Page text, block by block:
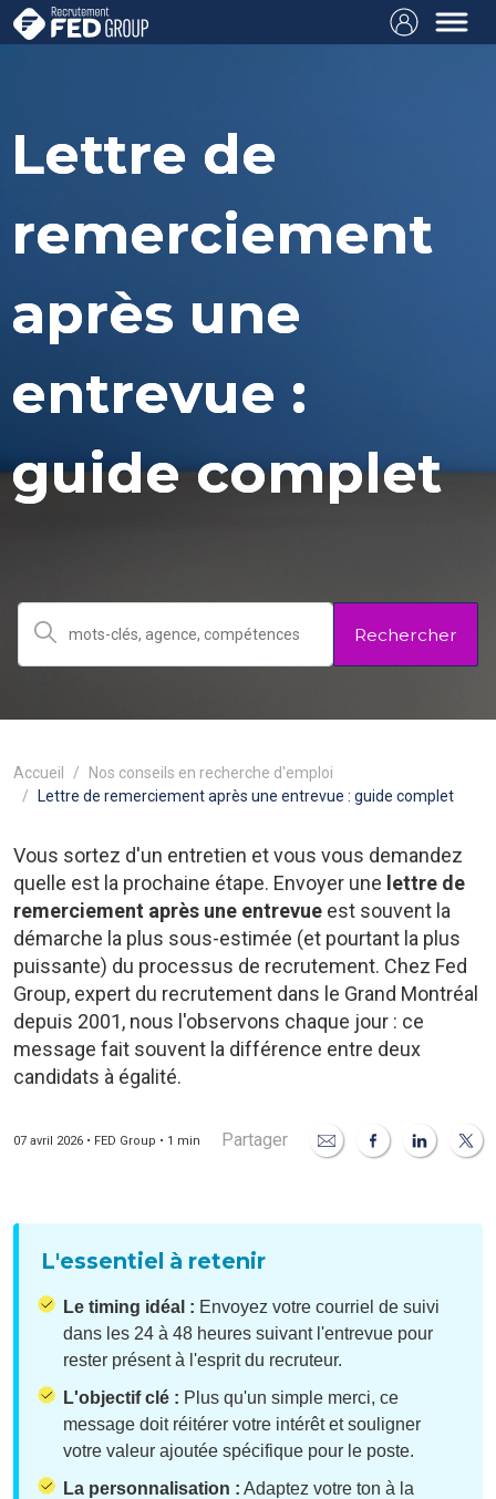
Lettre de
remerciement
après une
entrevue :
guide complet
Rechercher
Accueil
Nos conseils en recherche d'emploi
Lettre de remerciement après une entrevue : guide complet
Vous sortez d'un entretien et vous vous demandez
quelle est la prochaine étape. Envoyer une lettre de
remerciement après une entrevue est souvent la
démarche la plus sous-estimée (et pourtant la plus
puissante) du processus de recrutement. Chez Fed
Group, expert du recrutement dans le Grand Montréal
depuis 2001, nous l'observons chaque jour : ce
message fait souvent la différence entre deux
candidats à égalité.
07 avril 2026 • FED Group • 1 min Partager
L'essentiel à retenir
Le timing idéal : Envoyez votre courriel de suivi
dans les 24 à 48 heures suivant l'entrevue pour
rester présent à l'esprit du recruteur.
L'objectif clé : Plus qu'un simple merci, ce
message doit réitérer votre intérêt et souligner
votre valeur ajoutée spécifique pour le poste.
La personnalisation : Adaptez votre ton à la